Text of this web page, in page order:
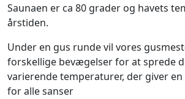
​Saunaen er ca 80 grader og havets
årstiden.
Under en gus runde vil vores
forskellige bevægelser for at sprede
varierende temperaturer, der giver
for alle sanser